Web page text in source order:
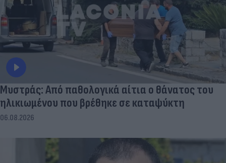
Μυστράς: Από παθολογικά αίτια ο θάνατος του
ηλικιωμένου που βρέθηκε σε καταψύκτη
06.08.2026